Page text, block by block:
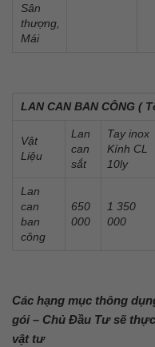
Sân
thượng,
Mái
LAN CAN BAN CÔNG (
Vật
Liệu
Lan
can
sắt
Tay inox
Kính CL
10ly
Lan
can
ban
công
650
000
1 350
000
Các hạng mục thông
gói – Chủ Đầu Tư sẽ
vật tư